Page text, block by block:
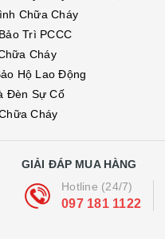
Chữa Cháy
Trì PCCC
Cháy
Hộ Lao Động
Đèn Sự Cố
Cháy
GIẢI ĐÁP MUA HÀNG
Hotline (24/7)
097 181 1122